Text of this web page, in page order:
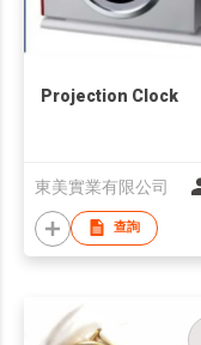
Projection Clock
東美實業有限公司
查詢